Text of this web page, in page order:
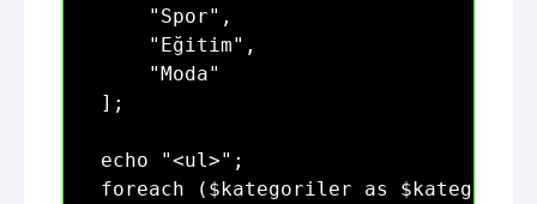
    "Spor",
    "Eğitim",
    "Moda"
];
echo "<ul>";
foreach ($kategoriler as $kategori)